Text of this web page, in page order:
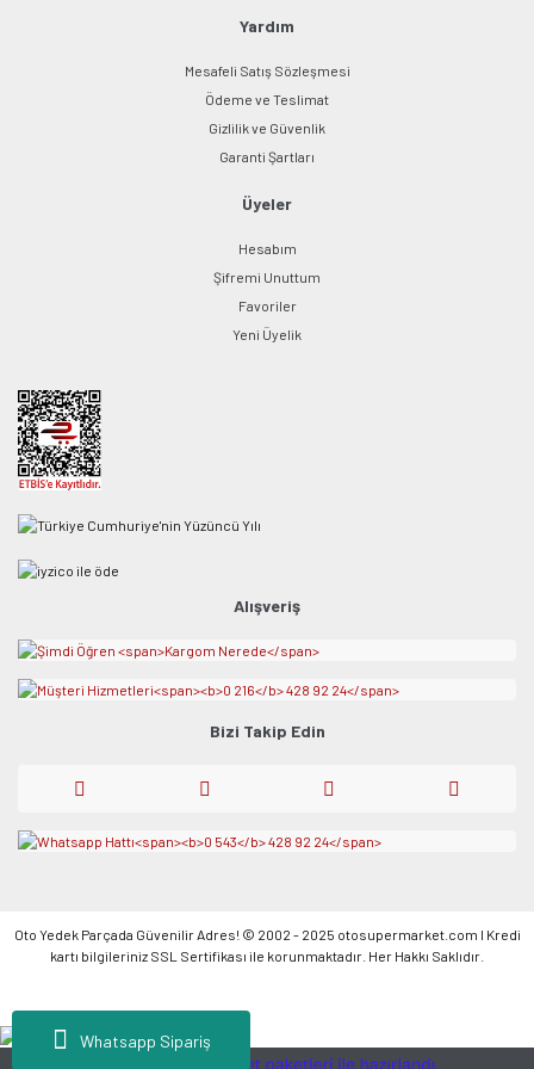
Whatsapp Sipariş
Yardım
Mesafeli Satış Sözleşmesi
Ödeme ve Teslimat
Gizlilik ve Güvenlik
Garanti Şartları
Üyeler
Hesabım
Şifremi Unuttum
Favoriler
Yeni Üyelik
Alışveriş
Bizi Takip Edin
Oto Yedek Parçada Güvenilir Adres! © 2002 - 2025 otosupermarket.com l Kredi
kartı bilgileriniz SSL Sertifikası ile korunmaktadır. Her Hakkı Saklıdır.
e-